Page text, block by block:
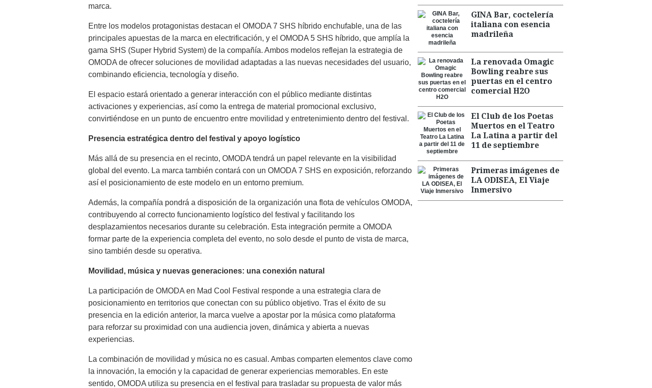
marca.
Entre los modelos protagonistas destacan el OMODA 7 SHS híbrido enchufable, una de las
principales apuestas de la marca en electrificación, y el OMODA 5 SHS híbrido, que amplía la
gama SHS (Super Hybrid System) de la compañía. Ambos modelos reflejan la estrategia de
OMODA de ofrecer soluciones de movilidad adaptadas a las nuevas necesidades del usuario,
combinando eficiencia, tecnología y diseño.
El espacio estará orientado a generar interacción con el público mediante distintas
activaciones y experiencias, así como la entrega de material promocional exclusivo,
convirtiéndose en un punto de encuentro entre movilidad y entretenimiento dentro del festival.
Presencia estratégica dentro del festival y apoyo logístico
Más allá de su presencia en el recinto, OMODA tendrá un papel relevante en la visibilidad
global del evento. La marca también contará con un OMODA 7 SHS en exposición, reforzando
así el posicionamiento de este modelo en un entorno premium.
Además, la compañía pondrá a disposición de la organización una flota de vehículos OMODA,
contribuyendo al correcto funcionamiento logístico del festival y facilitando los
desplazamientos necesarios durante su celebración. Esta integración permite a OMODA
formar parte de la experiencia completa del evento, no solo desde el punto de vista de marca,
sino también desde su operativa.
Movilidad, música y nuevas generaciones: una conexión natural
La participación de OMODA en Mad Cool Festival responde a una estrategia clara de
posicionamiento en territorios que conectan con su público objetivo. Tras el éxito de su
presencia en la edición anterior, la marca vuelve a apostar por la música como plataforma
para reforzar su proximidad con una audiencia joven, dinámica y abierta a nuevas
experiencias.
La combinación de movilidad y música no es casual. Ambas comparten elementos clave como
la innovación, la emoción y la capacidad de generar experiencias memorables. En este
sentido, OMODA utiliza su presencia en el festival para trasladar su propuesta de valor más
GINA Bar, coctelería
italiana con esencia
madrileña
La renovada Omagic
Bowling reabre sus
puertas en el centro
comercial H2O
El Club de los Poetas
Muertos en el Teatro
La Latina a partir del
11 de septiembre
Primeras imágenes de
LA ODISEA, El Viaje
Inmersivo